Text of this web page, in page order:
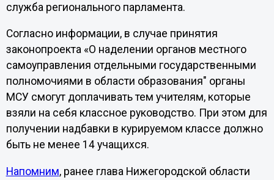
служба регионального парламента.
Согласно информации, в случае принятия
законопроекта «О наделении органов местного
самоуправления отдельными государственными
полномочиями в области образования" органы
МСУ смогут доплачивать тем учителям, которые
взяли на себя классное руководство. При этом для
получении надбавки в курируемом классе должно
быть не менее 14 учащихся.
Напомним, ранее глава Нижегородской области